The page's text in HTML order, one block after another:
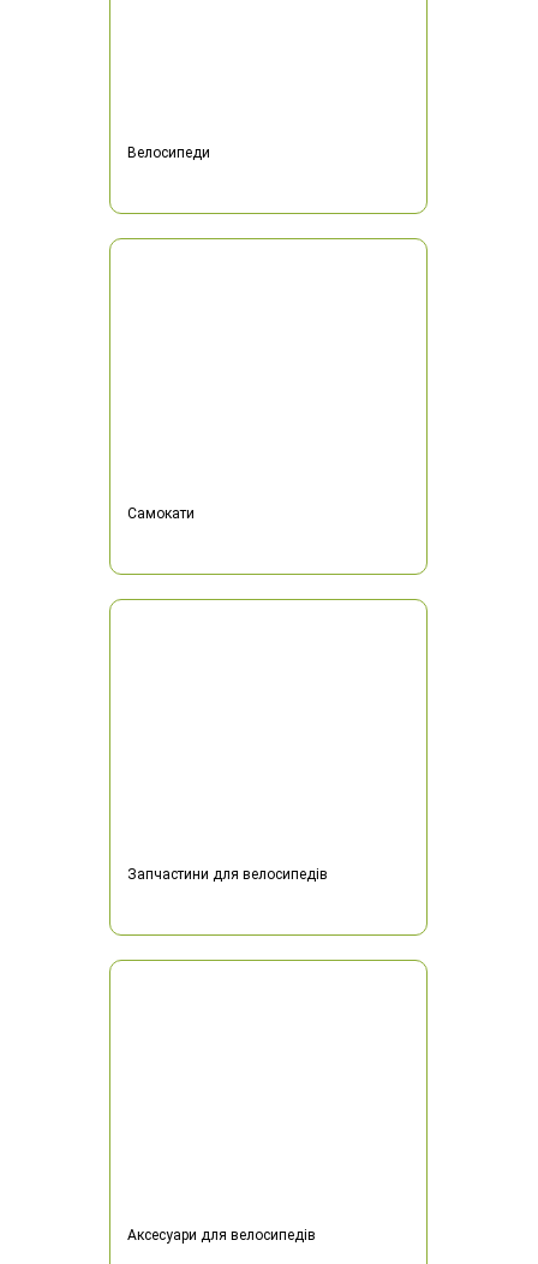
Велосипеди
Самокати
Запчастини для велосипедів
Аксесуари для велосипедів